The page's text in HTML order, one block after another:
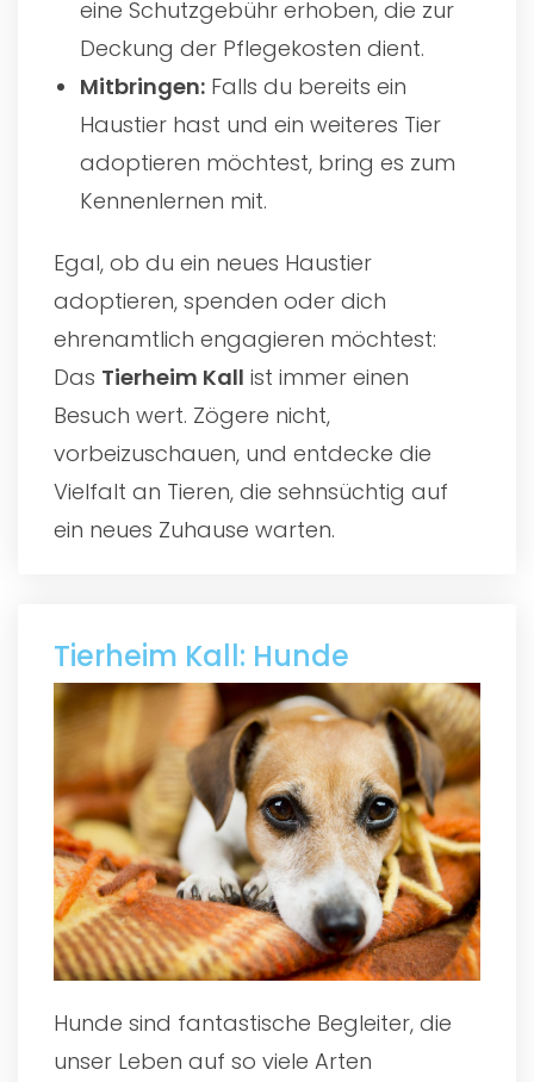
eine Schutzgebühr erhoben, die zur
Deckung der Pflegekosten dient.
Mitbringen: Falls du bereits ein
Haustier hast und ein weiteres Tier
adoptieren möchtest, bring es zum
Kennenlernen mit.
Egal, ob du ein neues Haustier
adoptieren, spenden oder dich
ehrenamtlich engagieren möchtest:
Das Tierheim Kall ist immer einen
Besuch wert. Zögere nicht,
vorbeizuschauen, und entdecke die
Vielfalt an Tieren, die sehnsüchtig auf
ein neues Zuhause warten.
Tierheim Kall: Hunde
Hunde sind fantastische Begleiter, die
unser Leben auf so viele Arten